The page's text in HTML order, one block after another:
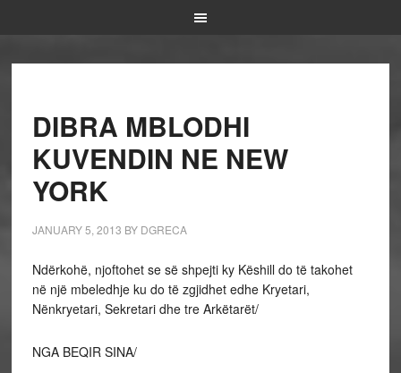
DIBRA MBLODHI
KUVENDIN NE NEW
YORK
JANUARY 5, 2013 BY DGRECA
Ndërkohë, njoftohet se së shpejti ky Këshill do të takohet
në një mbeledhje ku do të zgjidhet edhe Kryetari,
Nënkryetari, Sekretari dhe tre Arkëtarët/
NGA BEQIR SINA/